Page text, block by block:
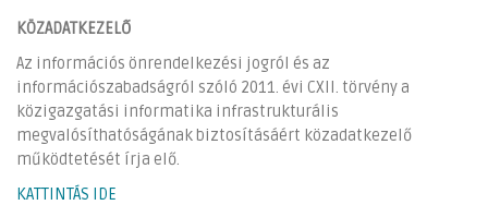
KÖZADATKEZELŐ
Az információs önrendelkezési jogról és az
információszabadságról szóló 2011. évi CXII. törvény a
közigazgatási informatika infrastrukturális
megvalósíthatóságának biztosításáért közadatkezelő
működtetését írja elő.
KATTINTÁS IDE